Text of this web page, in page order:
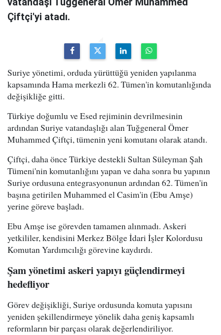
Çiftçi'yi atadı.
Suriye yönetimi, orduda yürüttüğü yeniden yapılanma
kapsamında Hama merkezli 62. Tümen'in komutanlığında
değişikliğe gitti.
Türkiye doğumlu ve Esed rejiminin devrilmesinin
ardından Suriye vatandaşlığı alan Tuğgeneral Ömer
Muhammed Çiftçi, tümenin yeni komutanı olarak atandı.
Çiftçi, daha önce Türkiye destekli Sultan Süleyman Şah
Tümeni'nin komutanlığını yapan ve daha sonra bu yapının
Suriye ordusuna entegrasyonunun ardından 62. Tümen'in
başına getirilen Muhammed el Casim'in (Ebu Amşe)
yerine göreve başladı.
Ebu Amşe ise görevden tamamen alınmadı. Askeri
yetkililer, kendisini Merkez Bölge İdari İşler Kolordusu
Komutan Yardımcılığı görevine kaydırdı.
Şam yönetimi askeri yapıyı güçlendirmeyi
hedefliyor
Görev değişikliği, Suriye ordusunda komuta yapısını
yeniden şekillendirmeye yönelik daha geniş kapsamlı
reformların bir parçası olarak değerlendiriliyor.